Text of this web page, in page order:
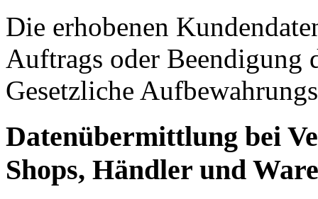
Die erhobenen
Auftrags oder Beendigung
Gesetzliche
Datenübermittlung bei
Shops, Händler und